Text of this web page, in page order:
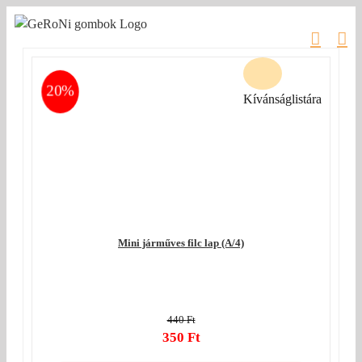
Kihagyás
20%
Mini járműves filc lap (A/4)
440Ft
Original
350 Ft
Kívánságlistára